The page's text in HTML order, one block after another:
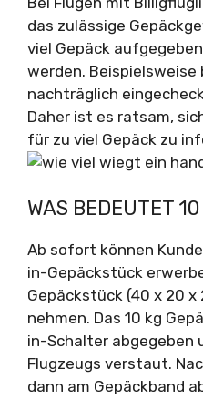
das zulässige
viel Gepäck
werden.
nachträglich
Daher ist es ratsam,
für zu viel Gepäck zu
WAS BEDEUTET
Ab sofort können
in-Gepäckstück
Gepäckstück (40 x 20 x
nehmen. Das 10 kg
in-Schalter abgegeben
Flugzeugs verstaut.
dann am Gepäckband